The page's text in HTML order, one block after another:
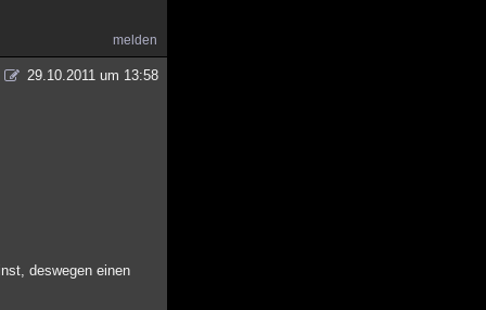
melden
29.10.2011 um 13:58
deswegen einen